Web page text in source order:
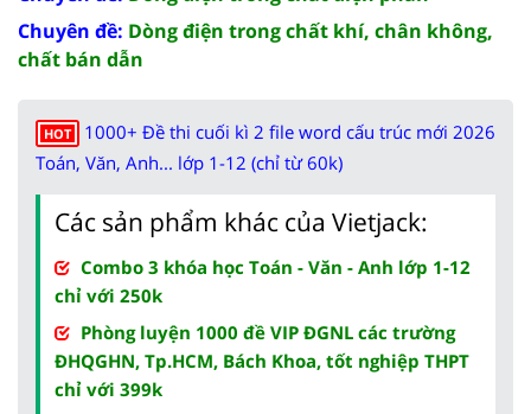
Chuyên đề: Dòng điện trong chất khí, chân không,
chất bán dẫn
HOT
1000+ Đề thi cuối kì 2 file word cấu trúc mới 2026
Toán, Văn, Anh... lớp 1-12 (chỉ từ 60k)
Các sản phẩm khác của Vietjack:
Combo 3 khóa học Toán - Văn - Anh lớp 1-12
chỉ với 250k
Phòng luyện 1000 đề VIP ĐGNL các trường
ĐHQGHN, Tp.HCM, Bách Khoa, tốt nghiệp THPT
chỉ với 399k